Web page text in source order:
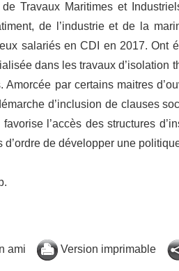
Travaux Maritimes et
de l’industrie et de la
salariés en CDI en 2017. Ont
dans les travaux d’isolation
par certains maitres
d’inclusion de clauses
l’accès des structures
de développer une
ami Version imprimable